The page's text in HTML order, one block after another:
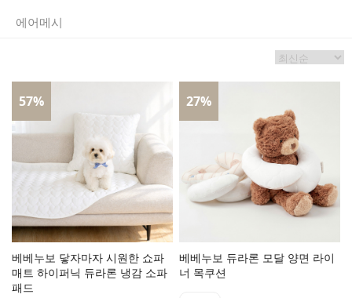
에어메시
57%
베베누보 닿자마자 시원한 쇼파
매트 하이퍼닉 듀라론 냉감 소파
패드
27%
베베누보 듀라론 모달 양면 라이
너 목쿠션